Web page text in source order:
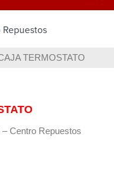
TERMOSTATO
Centro Repuestos